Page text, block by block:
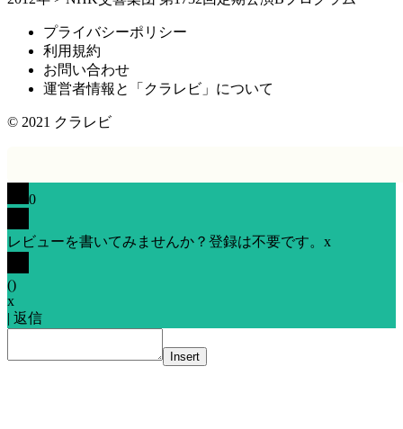
プライバシーポリシー
利用規約
お問い合わせ
運営者情報と「クラレビ」について
© 2021 クラレビ
0
レビューを書いてみませんか？登録は不要です。 x
()
x
| 返信
Insert